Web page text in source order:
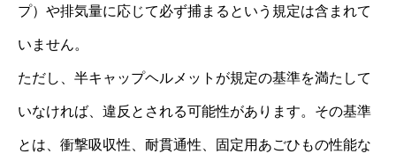
プ）や排気量に応じて必ず捕まるという規定は含まれて
いません。
ただし、半キャップヘルメットが規定の基準を満たして
いなければ、違反とされる可能性があります。その基準
とは、衝撃吸収性、耐貫通性、固定用あごひもの性能な